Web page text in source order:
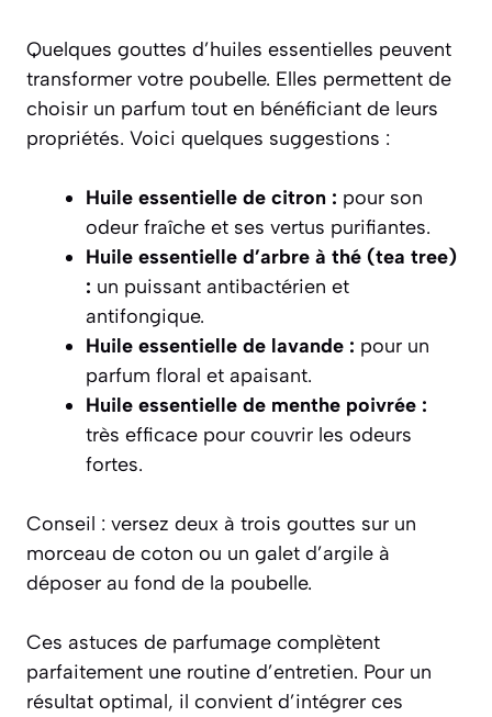
Quelques gouttes d’huiles essentielles peuvent
transformer votre poubelle. Elles permettent de
choisir un parfum tout en bénéficiant de leurs
propriétés. Voici quelques suggestions :
Huile essentielle de citron : pour son
odeur fraîche et ses vertus purifiantes.
Huile essentielle d’arbre à thé (tea tree)
: un puissant antibactérien et
antifongique.
Huile essentielle de lavande : pour un
parfum floral et apaisant.
Huile essentielle de menthe poivrée :
très efficace pour couvrir les odeurs
fortes.
Conseil : versez deux à trois gouttes sur un
morceau de coton ou un galet d’argile à
déposer au fond de la poubelle.
Ces astuces de parfumage complètent
parfaitement une routine d’entretien. Pour un
résultat optimal, il convient d’intégrer ces